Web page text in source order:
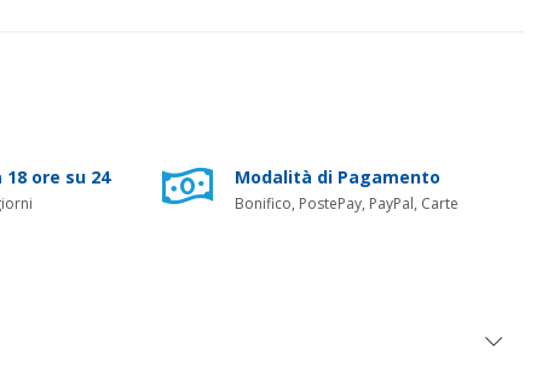
ore su 24 Modalità di Pagamento
Bonifico, PostePay, PayPal, Carte